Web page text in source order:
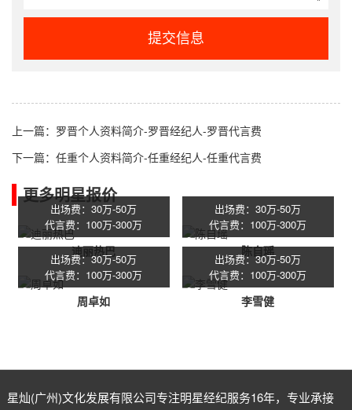
提交信息
上一篇： 罗晋个人资料简介-罗晋经纪人-罗晋代言费
下一篇： 任重个人资料简介-任重经纪人-任重代言费
更多明星报价
出场费：30万-50万
代言费：100万-300万
迪丽热巴
出场费：30万-50万
代言费：100万-300万
陈自瑶
出场费：30万-50万
代言费：100万-300万
周卓如
出场费：30万-50万
代言费：100万-300万
李雪健
星灿(广州)文化发展有限公司专注明星经纪服务16年，专业承接